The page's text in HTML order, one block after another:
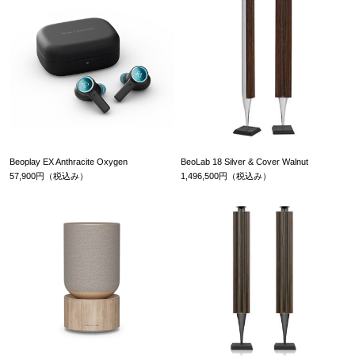
Beoplay EX Anthracite Oxygen
57,900円（税込み）
BeoLab 18 Silver & Cover Walnut
1,496,500円（税込み）